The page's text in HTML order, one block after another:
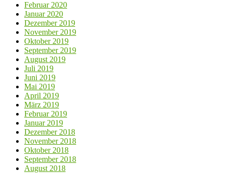
Februar 2020
Januar 2020
Dezember 2019
November 2019
Oktober 2019
September 2019
August 2019
Juli 2019
Juni 2019
Mai 2019
April 2019
März 2019
Februar 2019
Januar 2019
Dezember 2018
November 2018
Oktober 2018
September 2018
August 2018